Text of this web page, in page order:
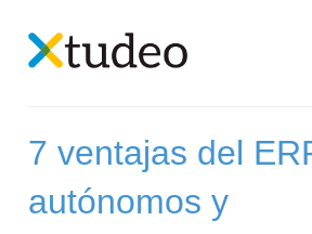
contentEtiqueta:
7 ventajas del
autónomos y